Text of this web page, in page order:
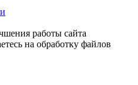
работы сайта
на обработку файлов